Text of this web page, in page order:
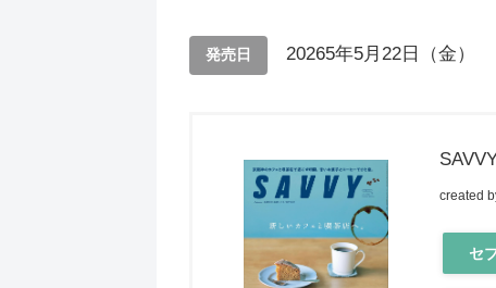
発売日 20265年5月22日（金）
created
セ